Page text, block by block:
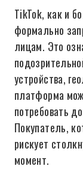
TikTok, как и
формально
лицам. Это
устройства,
платформа
потребовать
Покупатель,
рискует
момент.